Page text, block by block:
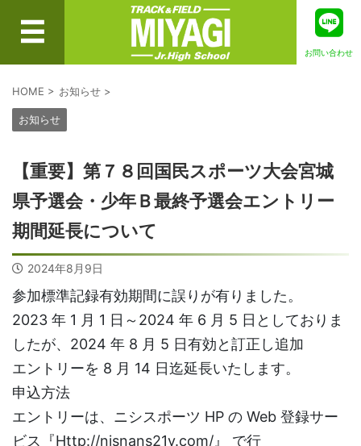
お問い合わせ
HOME > お知らせ >
お知らせ
【重要】第７８回国民スポーツ大会宮城
県予選会・少年Ｂ最終予選会エントリー
期間延長について
2024年8月9日
参加標準記録有効期間に誤りが有りました。
2023 年 1 月 1 日～2024 年 6 月 5 日としておりま
したが、2024 年 8 月 5 日有効と訂正し追加
エントリーを 8 月 14 日迄延長いたします。
申込方法
エントリーは、ニシスポーツ HP の Web 登録サー
ビス『Http://nisnans21v.com/』 で行